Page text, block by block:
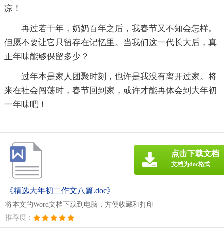
凉！
再过若干年，奶奶百年之后，我春节又不知会怎样。
但愿不要让它只留存在记忆里。当我们这一代长大后，真
正年味能够保留多少？
过年本是家人团聚时刻，也许是我没有离开过家。将
来在社会闯荡时，春节回到家，或许才能再体会到大年初
一年味吧！
《精选大年初二作文八篇.doc》
将本文的Word文档下载到电脑，方便收藏和打印
推荐度：
点击下载文档
文档为doc格式